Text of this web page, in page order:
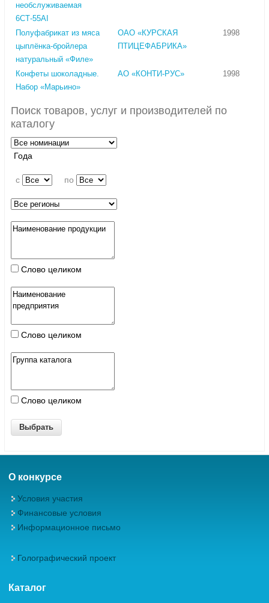
необслуживаемая
6СТ-55AI
Полуфабрикат из мяса
цыплёнка-бройлера
натуральный «Филе»
ОАО «КУРСКАЯ
ПТИЦЕФАБРИКА»
1998
Конфеты шоколадные.
Набор «Марьино»
АО «КОНТИ-РУС» 1998
Поиск товаров, услуг и производителей по
каталогу
Года
c по
Слово целиком
Слово целиком
Слово целиком
О конкурсе
Условия участия
Финансовые условия
Информационное письмо
Голографический проект
Каталог